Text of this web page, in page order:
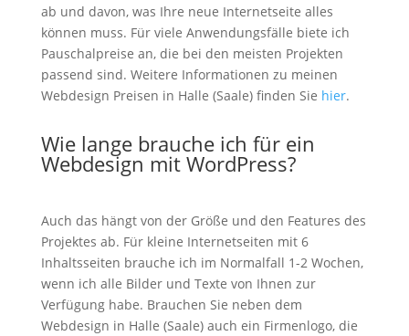
ab und davon, was Ihre neue Internetseite alles
können muss. Für viele Anwendungsfälle biete ich
Pauschalpreise an, die bei den meisten Projekten
passend sind. Weitere Informationen zu meinen
Webdesign Preisen in Halle (Saale) finden Sie hier.
Wie lange brauche ich für ein
Webdesign mit WordPress?
Auch das hängt von der Größe und den Features des
Projektes ab. Für kleine Internetseiten mit 6
Inhaltsseiten brauche ich im Normalfall 1-2 Wochen,
wenn ich alle Bilder und Texte von Ihnen zur
Verfügung habe. Brauchen Sie neben dem
Webdesign in Halle (Saale) auch ein Firmenlogo, die